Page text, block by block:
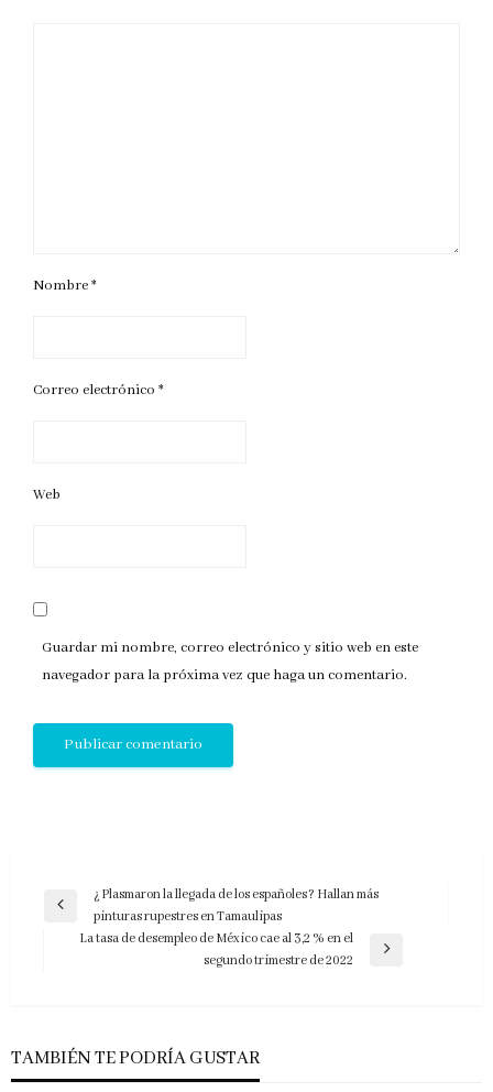
Nombre*
Correo electrónico *
Web
Guardar mi nombre, correo electrónico y sitio web en este
navegador para la próxima vez que haga un comentario.
Navegación
anterior
¿Plasmaron la llegada de los españoles? Hallan más
pinturas rupestres en Tamaulipas
La tasa de desempleo de México cae al 3,2 % en el
segundo trimestre de 2022
TAMBIÉN TE PODRÍA GUSTAR